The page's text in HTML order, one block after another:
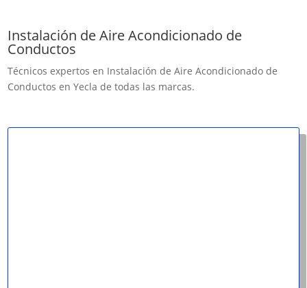
Instalación de Aire Acondicionado de
Conductos
Técnicos expertos en Instalación de Aire Acondicionado de
Conductos en Yecla de todas las marcas.